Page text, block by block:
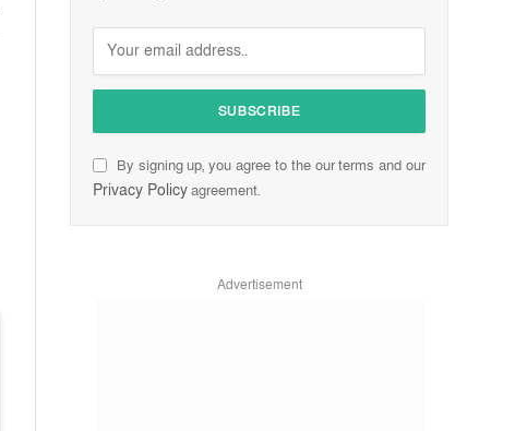
By signing up, you agree to the our terms and our
Privacy Policyagreement.
Advertisement